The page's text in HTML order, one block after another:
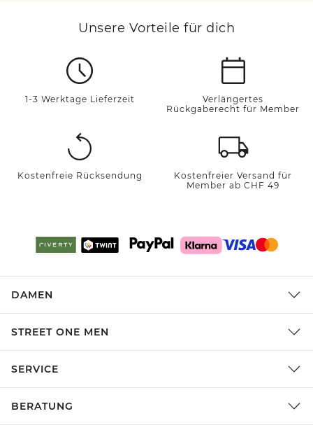
Unsere Vorteile für dich
1-3 Werktage Lieferzeit
Verlängertes
Rückgaberecht für Member
Kostenfreie Rücksendung
Kostenfreier Versand für
Member ab CHF 49
DAMEN
STREET ONE MEN
SERVICE
BERATUNG